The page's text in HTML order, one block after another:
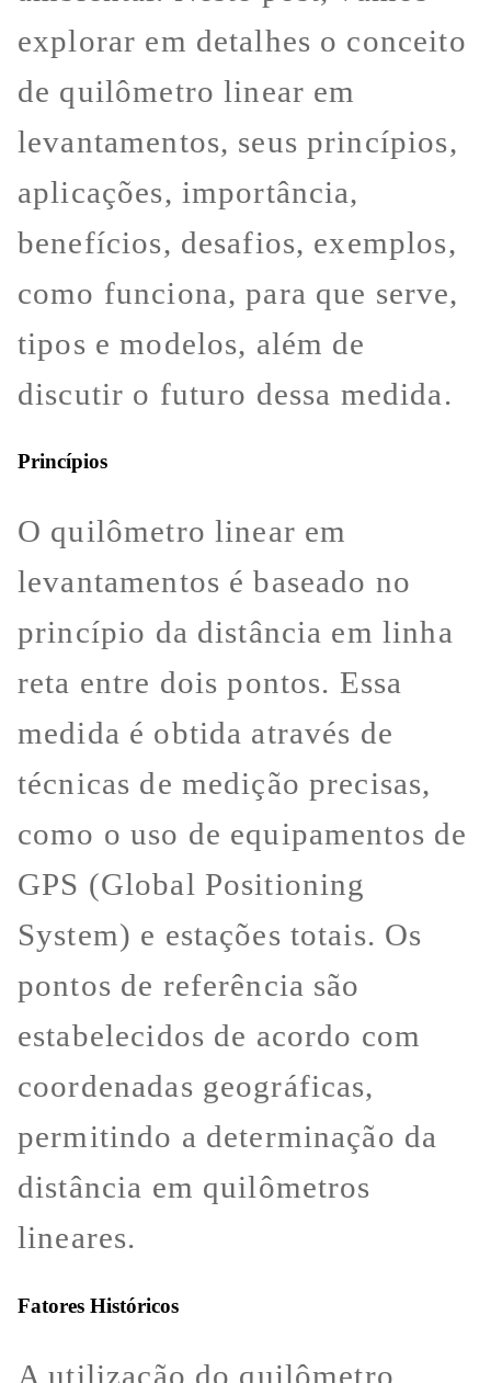
explorar em detalhes o conceito
de quilômetro linear em
levantamentos, seus princípios,
aplicações, importância,
benefícios, desafios, exemplos,
como funciona, para que serve,
tipos e modelos, além de
discutir o futuro dessa medida.
Princípios
O quilômetro linear em
levantamentos é baseado no
princípio da distância em linha
reta entre dois pontos. Essa
medida é obtida através de
técnicas de medição precisas,
como o uso de equipamentos de
GPS (Global Positioning
System) e estações totais. Os
pontos de referência são
estabelecidos de acordo com
coordenadas geográficas,
permitindo a determinação da
distância em quilômetros
lineares.
Fatores Históricos
A utilização do quilômetro